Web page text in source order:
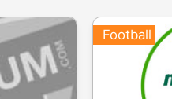
Football